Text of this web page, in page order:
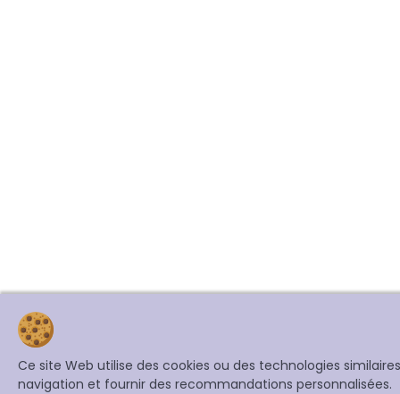
Ce site Web utilise des cookies ou des technologies
navigation et fournir des recommandations personnalisées.